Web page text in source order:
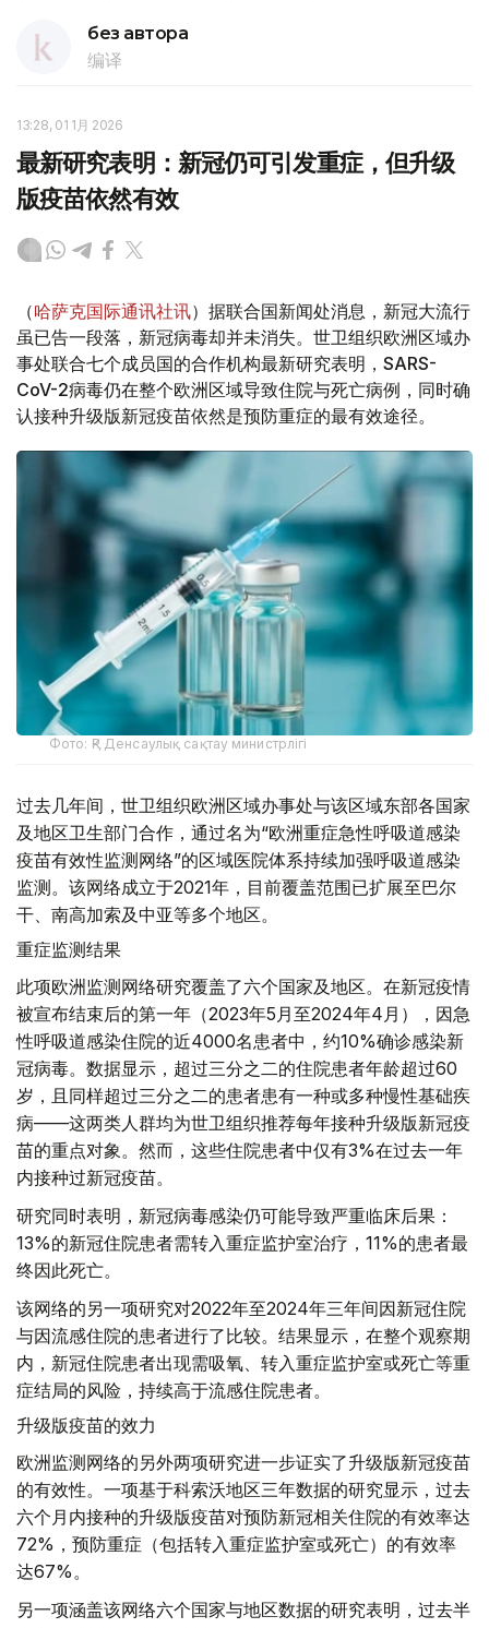
без автора
编译
13:28, 01 1月 2026
最新研究表明：新冠仍可引发重症，但升级
版疫苗依然有效
（哈萨克国际通讯社讯）据联合国新闻处消息，新冠大流行
虽已告一段落，新冠病毒却并未消失。世卫组织欧洲区域办
事处联合七个成员国的合作机构最新研究表明，SARS-
CoV-2病毒仍在整个欧洲区域导致住院与死亡病例，同时确
认接种升级版新冠疫苗依然是预防重症的最有效途径。
Фото: ҚР Денсаулық сақтау министрлігі
过去几年间，世卫组织欧洲区域办事处与该区域东部各国家
及地区卫生部门合作，通过名为“欧洲重症急性呼吸道感染
疫苗有效性监测网络”的区域医院体系持续加强呼吸道感染
监测。该网络成立于2021年，目前覆盖范围已扩展至巴尔
干、南高加索及中亚等多个地区。
重症监测结果
此项欧洲监测网络研究覆盖了六个国家及地区。在新冠疫情
被宣布结束后的第一年（2023年5月至2024年4月），因急
性呼吸道感染住院的近4000名患者中，约10%确诊感染新
冠病毒。数据显示，超过三分之二的住院患者年龄超过60
岁，且同样超过三分之二的患者患有一种或多种慢性基础疾
病——这两类人群均为世卫组织推荐每年接种升级版新冠疫
苗的重点对象。然而，这些住院患者中仅有3%在过去一年
内接种过新冠疫苗。
研究同时表明，新冠病毒感染仍可能导致严重临床后果：
13%的新冠住院患者需转入重症监护室治疗，11%的患者最
终因此死亡。
该网络的另一项研究对2022年至2024年三年间因新冠住院
与因流感住院的患者进行了比较。结果显示，在整个观察期
内，新冠住院患者出现需吸氧、转入重症监护室或死亡等重
症结局的风险，持续高于流感住院患者。
升级版疫苗的效力
欧洲监测网络的另外两项研究进一步证实了升级版新冠疫苗
的有效性。一项基于科索沃地区三年数据的研究显示，过去
六个月内接种的升级版疫苗对预防新冠相关住院的有效率达
72%，预防重症（包括转入重症监护室或死亡）的有效率
达67%。
另一项涵盖该网络六个国家与地区数据的研究表明，过去半